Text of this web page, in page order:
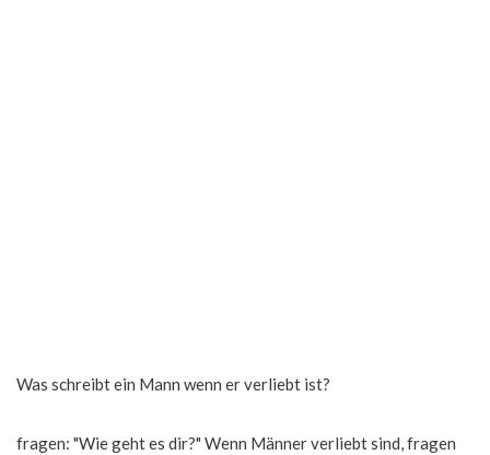
Was schreibt ein Mann wenn er verliebt ist?
fragen: "Wie geht es dir?" Wenn Männer verliebt sind, fragen